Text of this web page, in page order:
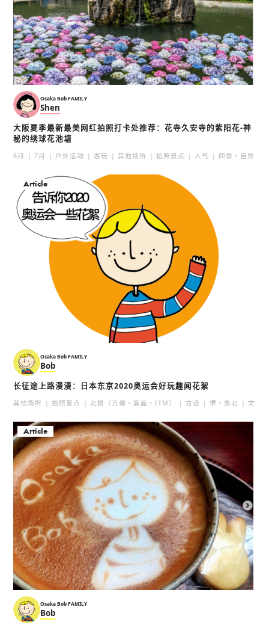
Osaka Bob FAMILY
Shen
大阪夏季最新最美网红拍照打卡处推荐：花寺久安寺的紫阳花-神
秘的绣球花池塘
6月 7月 户外活动 游玩 其他场所 拍照景点 人气 四季・自然
Article
Osaka Bob FAMILY
Bob
长征途上路漫漫：日本东京2020奥运会好玩趣闻花絮
其他场所 拍照景点 北摄（万博・箕面・ITM） 古迹 堺・泉北 文化
Article
Osaka Bob FAMILY
Bob